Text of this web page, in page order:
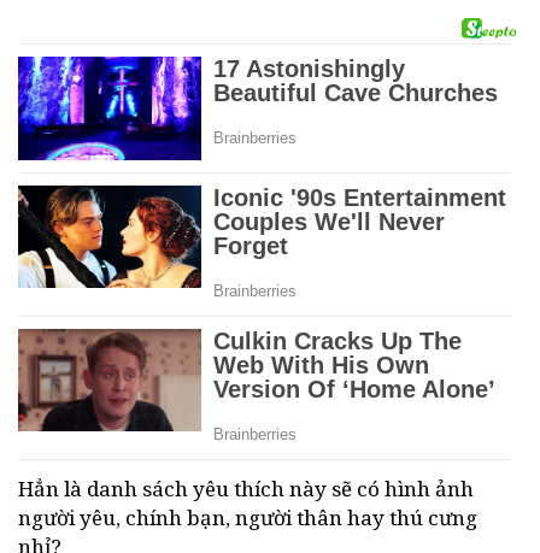
Hẳn là danh sách yêu thích này sẽ có hình ảnh
người yêu, chính bạn, người thân hay thú cưng
nhỉ?